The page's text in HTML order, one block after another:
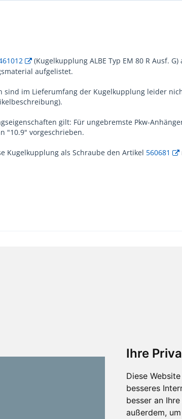
Ihre
Diese
besseres
besser an
außerdem,
(Kugelkupplung ALBE Typ EM 80 R Ausf.
aufgelistet.
sind im Lieferumfang der Kugelkupplung leider
gilt: Für ungebremste Pkw-
"10.9" vorgeschrieben.
Kugelkupplung als Schraube den Artikel 560681